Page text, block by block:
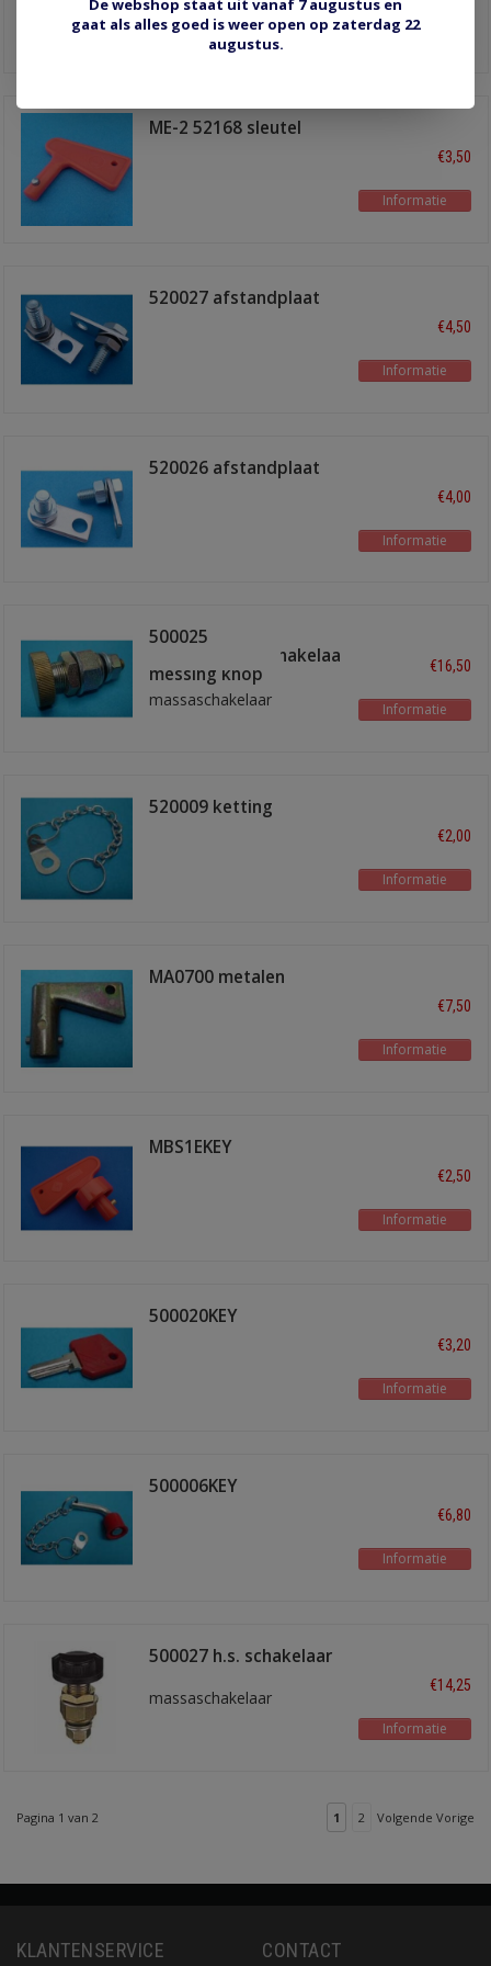
Informatie
ME-2 52168 sleutel
€3,50
Informatie
520027 afstandplaat
€4,50
Informatie
520026 afstandplaat
€4,00
Informatie
500025
hoofdstroomschakelaar
messing knop
massaschakelaar
€16,50
Informatie
520009 ketting
€2,00
Informatie
MA0700 metalen
€7,50
Informatie
MBS1EKEY
€2,50
Informatie
500020KEY
€3,20
Informatie
500006KEY
€6,80
Informatie
500027 h.s. schakelaar
massaschakelaar
€14,25
Informatie
Pagina 1 van 2 1 2 Volgende Vorige
KLANTENSERVICE CONTACT
gaat als alles goed is weer open op zaterdag 22
augustus.